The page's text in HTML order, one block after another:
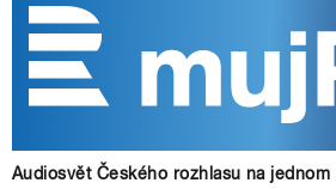
Audiosvět Českého rozhlasu na jednom